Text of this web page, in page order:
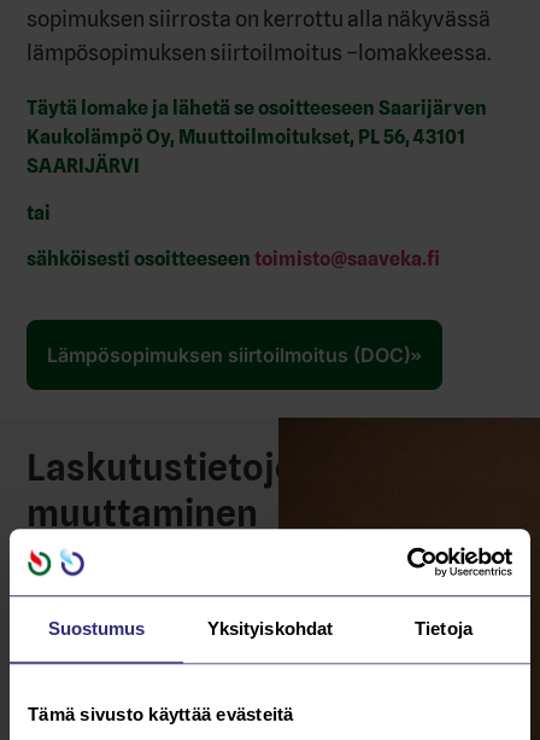
Suostumus Yksityiskohdat Tietoja
Tämä sivusto käyttää evästeitä
sopimuksen siirrosta on kerrottu alla näkyvässä
lämpösopimuksen siirtoilmoitus –lomakkeessa.
Täytä lomake ja lähetä se osoitteeseen Saarijärven
Kaukolämpö Oy, Muuttoilmoitukset, PL 56, 43101
SAARIJÄRVI
tai
sähköisesti osoitteeseentoimisto@saaveka.fi
Lämpösopimuksen siirtoilmoitus (DOC)
Laskutustietojen
muuttaminen
Laskutusosoitteen
muutoksen voi
ilmoittaa alla olevalla
lomakkeella. Mikäli